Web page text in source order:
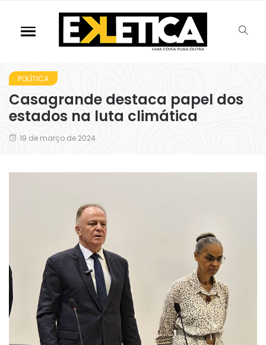
POLÍTICA
Casagrande destaca papel dos
estados na luta climática
19 de março de 2024